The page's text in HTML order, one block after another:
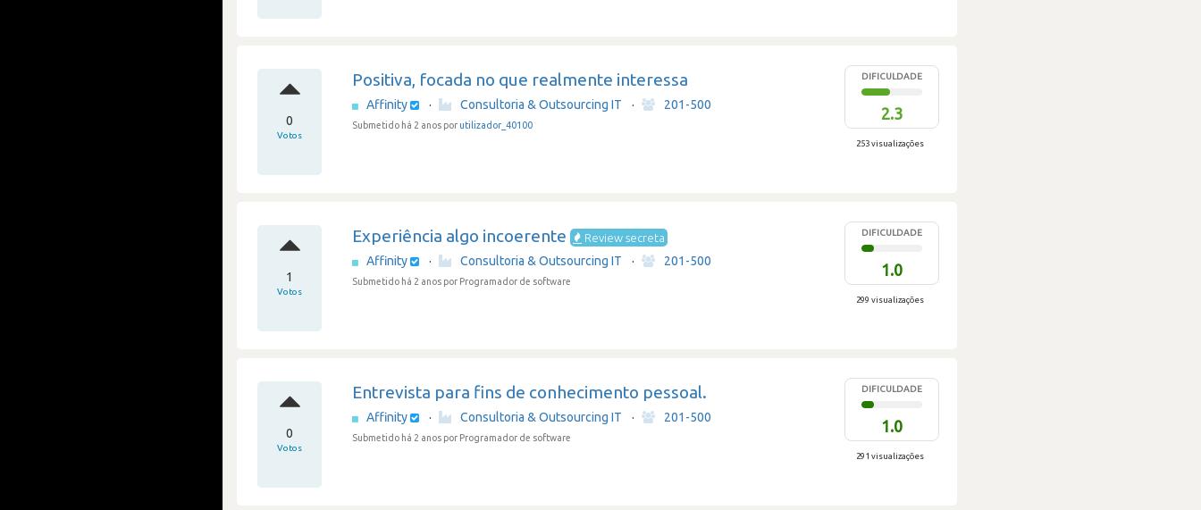
0
Votos
Positiva, focada no que realmente interessa
Affinity · Consultoria & Outsourcing IT · 201-500
Submetido há 2 anos por utilizador_40100
DIFICULDADE
2.3
253 visualizações
1
Votos
Experiência algo incoerente Review secreta
Affinity · Consultoria & Outsourcing IT · 201-500
Submetido há 2 anos por Programador de software
DIFICULDADE
1.0
299 visualizações
0
Votos
Entrevista para fins de conhecimento pessoal.
Affinity · Consultoria & Outsourcing IT · 201-500
Submetido há 2 anos por Programador de software
DIFICULDADE
1.0
291 visualizações